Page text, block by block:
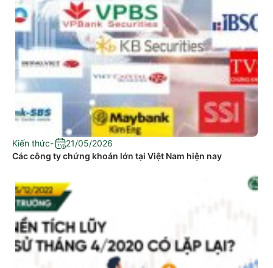
Kiến thức-
21/05/2026
Các công ty chứng khoán lớn tại Việt Nam hiện nay